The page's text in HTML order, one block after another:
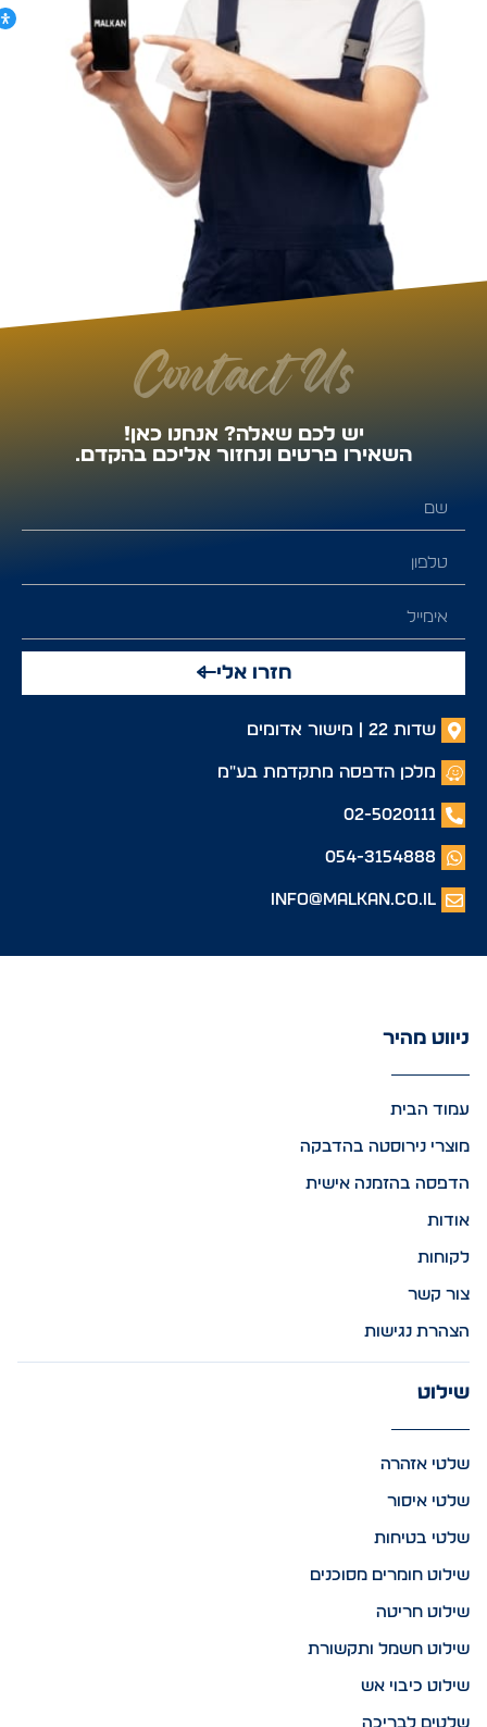
Contact Us
יש לכם שאלה? אנחנו כאן!
השאירו פרטים ונחזור אליכם בהקדם.
חזרו אלי
שדות 22 | מישור אדומים
מלכן הדפסה מתקדמת בע"מ
02-5020111
054-3154888
info@malkan.co.il
ניווט מהיר
עמוד הבית
מוצרי נירוסטה בהדבקה
הדפסה בהזמנה אישית
אודות
לקוחות
צור קשר
הצהרת נגישות
שילוט
שלטי אזהרה
שלטי איסור
שלטי בטיחות
שילוט חומרים מסוכנים
שילוט חריטה
שילוט חשמל ותקשורת
שילוט כיבוי אש
שלטים לבריכה